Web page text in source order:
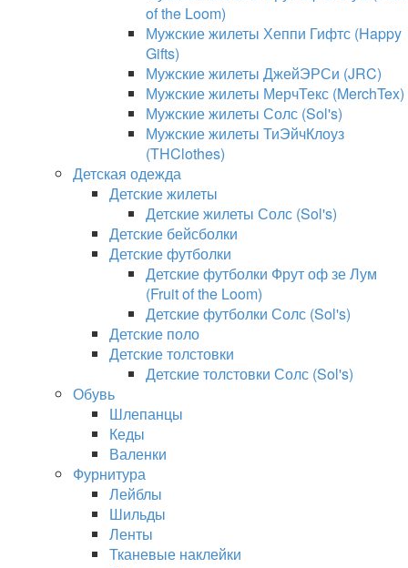
of the Loom)
Мужские жилеты Хеппи Гифтс (Happy
Gifts)
Мужские жилеты ДжейЭРСи (JRC)
Мужские жилеты МерчТекс (MerchTex)
Мужские жилеты Солс (Sol's)
Мужские жилеты ТиЭйчКлоуз
(THClothes)
Детская одежда
Детские жилеты
Детские жилеты Солс (Sol's)
Детские бейсболки
Детские футболки
Детские футболки Фрут оф зе Лум
(Fruit of the Loom)
Детские футболки Солс (Sol's)
Детские поло
Детские толстовки
Детские толстовки Солс (Sol's)
Обувь
Шлепанцы
Кеды
Валенки
Фурнитура
Лейблы
Шильды
Ленты
Тканевые наклейки